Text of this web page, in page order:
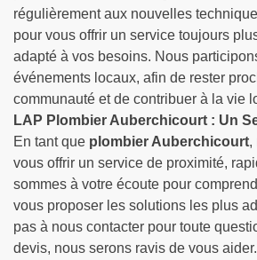
régulièrement aux nouvelles
pour vous offrir un service toujours
adapté à vos besoins. Nous
événements locaux, afin de rester
communauté et de contribuer à la vie
LAP Plombier Auberchicourt : Un
En tant que plombier Auberchicourt,
vous offrir un service de proximité,
sommes à votre écoute pour
vous proposer les solutions les plus
pas à nous contacter pour toute
devis, nous serons ravis de vous aider.